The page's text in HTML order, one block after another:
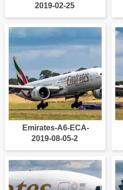
2019-02-25
Emirates-A6-ECA-
2019-08-05-2